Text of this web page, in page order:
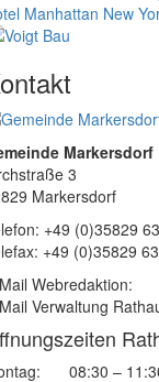
Manhattan New
Markersdorf
3
Markersdorf
+49 (0)35829
+49 (0)35829
Webredaktion:
Verwaltung
08:30 –